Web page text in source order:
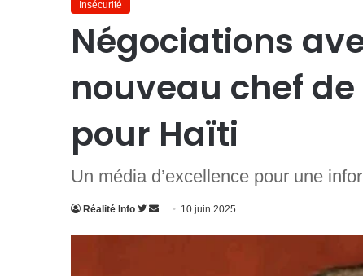
Insécurité
Négociations
nouveau chef de
pour Haïti
Un média d’excellence pour une
Réalité Info
Suivre
Envoyer10 juin 2025